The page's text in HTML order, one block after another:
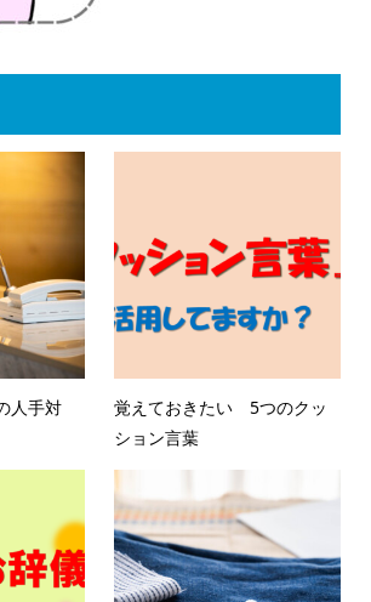
人手対
覚えておきたい 5つのクッ
ション言葉